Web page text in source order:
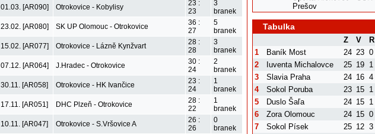
01.03. [AR090]
Otrokovice - Kobylisy
23 :
23
3
branek
23.02. [AR080]
SK UP Olomouc - Otrokovice
36 :
27
5
branek
15.02. [AR077]
Otrokovice - Lázně Kynžvart
28 :
28
3
branek
07.12. [AR064]
J.Hradec - Otrokovice
30 :
24
2
branek
30.11. [AR058]
Otrokovice - HK Ivančice
23 :
24
1
branek
17.11. [AR051]
DHC Plzeň - Otrokovice
28 :
22
1
branek
10.11. [AR047]
Otrokovice - S.Vršovice A
26 :
26
0
branek
Prešov
Tabulka
Z V R
1
Baník Most 24 23 0
2
Iuventa Michalovce 25 19 1
3
Slavia Praha 24 16 4
4
Sokol Poruba 23 15 1
5
Duslo Šaľa 24 15 1
6
Zora Olomouc 24 15 0
7
Sokol Písek 25 12 3